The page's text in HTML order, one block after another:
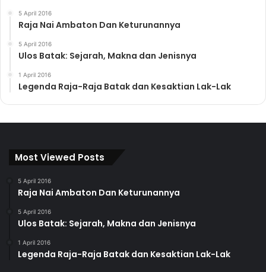
5 April 2016
Raja Nai Ambaton Dan Keturunannya
5 April 2016
Ulos Batak: Sejarah, Makna dan Jenisnya
1 April 2016
Legenda Raja-Raja Batak dan Kesaktian Lak-Lak
Most Viewed Posts
5 April 2016
Raja Nai Ambaton Dan Keturunannya
5 April 2016
Ulos Batak: Sejarah, Makna dan Jenisnya
1 April 2016
Legenda Raja-Raja Batak dan Kesaktian Lak-Lak